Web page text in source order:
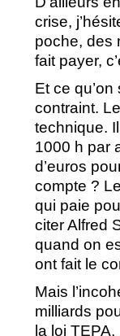
crise,
poche, des
fait payer,
Et ce
contraint.
technique.
1000 h par
d’euros
compte ?
qui paie
citer Alfred
quand on
ont fait le
Mais
milliards
la loi